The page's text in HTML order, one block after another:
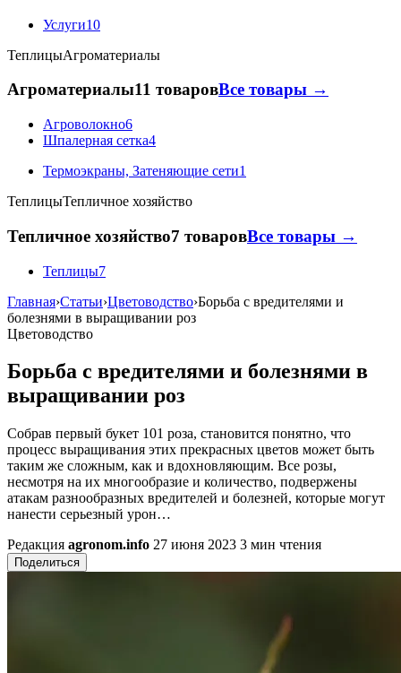
Услуги10
ТеплицыАгроматериалы
Агроматериалы11 товаровВсе товары →
Агроволокно6
Шпалерная сетка4
Термоэкраны, Затеняющие сети1
ТеплицыТепличное хозяйство
Тепличное хозяйство7 товаровВсе товары →
Теплицы7
Главная›Статьи›Цветоводство›Борьба с вредителями и
болезнями в выращивании роз
Цветоводство
Борьба с вредителями и болезнями в
выращивании роз
Собрав первый букет 101 роза, становится понятно, что
процесс выращивания этих прекрасных цветов может быть
таким же сложным, как и вдохновляющим. Все розы,
несмотря на их многообразие и количество, подвержены
атакам разнообразных вредителей и болезней, которые могут
нанести серьезный урон…
Редакция agronom.info 27 июня 2023 3 мин чтения
Поделиться